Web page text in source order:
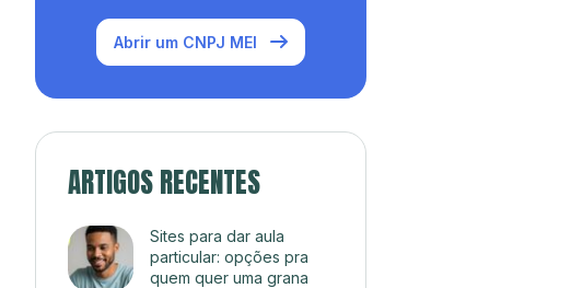
Abrir um CNPJ MEI
ARTIGOS RECENTES
Sites para dar aula
particular: opções pra
quem quer uma grana